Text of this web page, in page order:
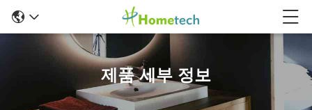
제품 세부 정보